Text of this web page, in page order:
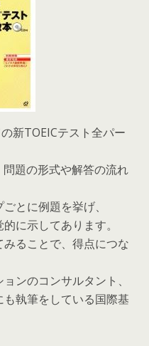
新TOEICテスト全パー
題の形式や解答の流れ
とに例題を挙げ、
に示してあります。
ることで、得点につな
ンのコンサルタント、
執筆をしている国際基